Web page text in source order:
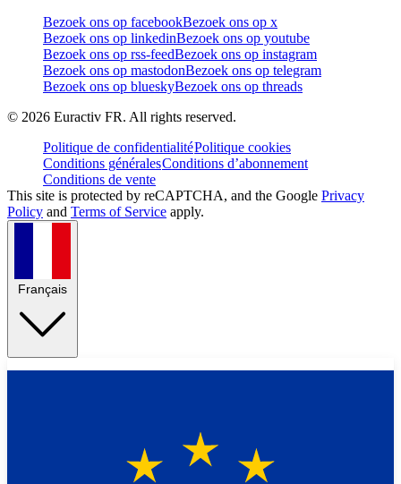
Bezoek ons op facebookBezoek ons op x
Bezoek ons op linkedinBezoek ons op youtube
Bezoek ons op rss-feedBezoek ons op instagram
Bezoek ons op mastodonBezoek ons op telegram
Bezoek ons op blueskyBezoek ons op threads
© 2026 Euractiv FR. All rights reserved.
Politique de confidentialitéPolitique cookies
Conditions généralesConditions d’abonnement
Conditions de vente
This site is protected by reCAPTCHA, and the Google Privacy
Policy and Terms of Service apply.
Français